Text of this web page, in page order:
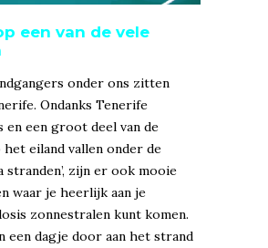
een van de vele
onder ons zitten
Ondanks Tenerife
en een groot deel van de
eiland vallen onder de
stranden’, zijn er ook mooie
waar je heerlijk aan je
zonnestralen kunt komen.
een dagje door aan het strand